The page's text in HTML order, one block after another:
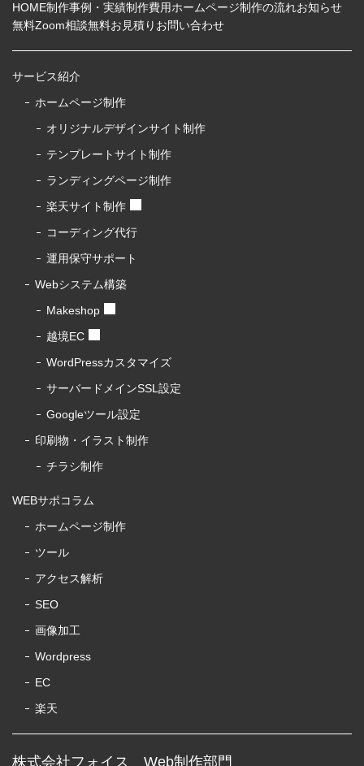
HOME制作事例・実績制作費用ホームページ制作の流れお知らせ
無料Zoom相談無料お見積り お問い合わせ
サービス紹介
ホームページ制作
オリジナルデザインサイト制作
テンプレートサイト制作
ランディングページ制作
楽天サイト制作
コーディング代行
運用保守サポート
Webシステム構築
Makeshop
越境EC
WordPressカスタマイズ
サーバードメインSSL設定
Googleツール設定
印刷物・イラスト制作
チラシ制作
WEBサポコラム
ホームページ制作
ツール
アクセス解析
SEO
画像加工
Wordpress
EC
楽天
株式会社フォイス Web制作部門